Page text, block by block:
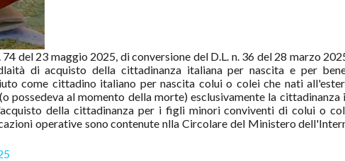
del 23 maggio 2025, di conversione del D.L. n. 36 del 28 marzo
di acquisto della cittadinanza italiana per nascita e per
come cittadino italiano per nascita colui o colei che nati
possedeva al momento della morte) esclusivamente la cittadinanza
della cittadinanza per i figli minori conviventi di colui o
operative sono contenute nlla Circolare del Ministero